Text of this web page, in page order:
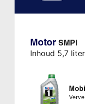
Motor SMPI
Inhoud 5,7 liter